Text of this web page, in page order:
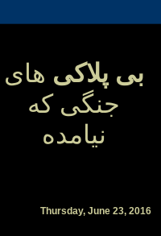
بی پلاکی های
جنگی که
نیامده
Thursday, June 23, 2016